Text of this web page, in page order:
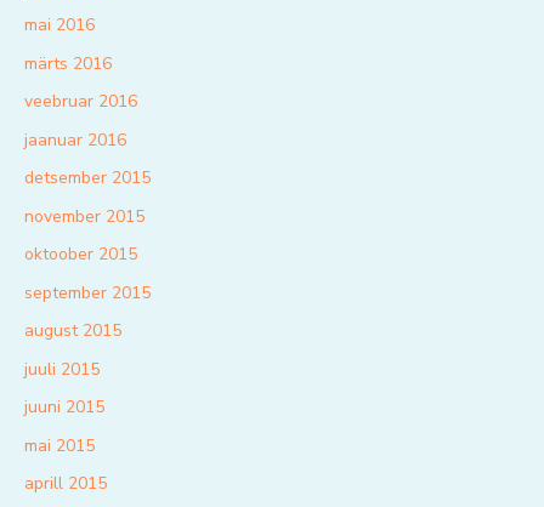
mai 2016
märts 2016
veebruar 2016
jaanuar 2016
detsember 2015
november 2015
oktoober 2015
september 2015
august 2015
juuli 2015
juuni 2015
mai 2015
aprill 2015